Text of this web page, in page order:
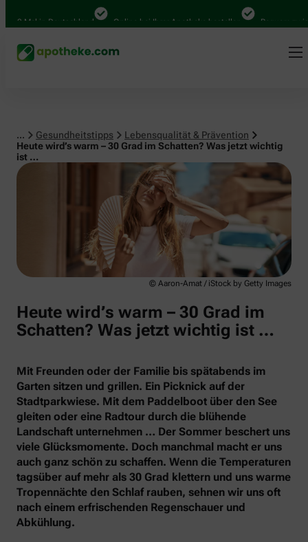
Mal in Deutschland Online bei Ihrer Apotheke bestellen Bequem
... Gesundheitstipps
Lebensqualität & Prävention
Heute wird’s warm – 30 Grad im Schatten? Was jetzt wichtig
ist …
Lebensqualität & Prävention
© Aaron-Amat / iStock by Getty Images
Heute wird’s warm – 30 Grad im
Schatten? Was jetzt wichtig ist …
Mit Freunden oder der Familie bis spätabends im
Garten sitzen und grillen. Ein Picknick auf der
Stadtparkwiese. Mit dem Paddelboot über den See
gleiten oder eine Radtour durch die blühende
Landschaft unternehmen … Der Sommer beschert uns
viele Glücksmomente. Doch manchmal macht er uns
auch ganz schön zu schaffen. Wenn die Temperaturen
tagsüber auf mehr als 30 Grad klettern und uns warme
Tropennächte den Schlaf rauben, sehnen wir uns oft
nach einem erfrischenden Regenschauer und
Abkühlung.